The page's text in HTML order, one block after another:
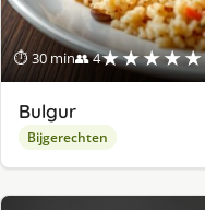
⏱ 30 min👥 4★★★★★
Bulgur
Bijgerechten